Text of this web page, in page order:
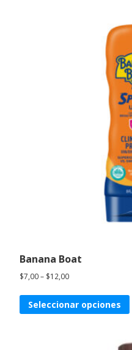
Banana Boat
$7,00– $12,00
Seleccionar opciones